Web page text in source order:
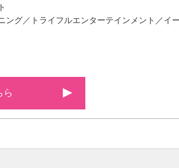
ング／トライフルエンターテインメント／イ
ら